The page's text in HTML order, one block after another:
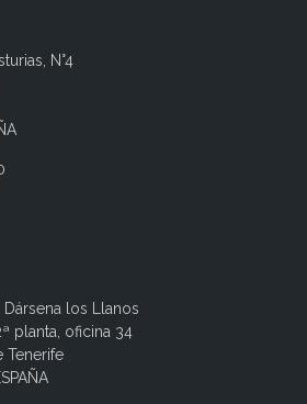
N°4
los Llanos
planta, oficina 34
Tenerife